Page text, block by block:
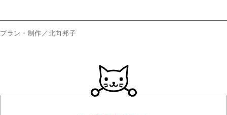
プラン・制作／北向邦子